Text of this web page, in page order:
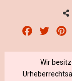
Facebook
Twitter
Wir